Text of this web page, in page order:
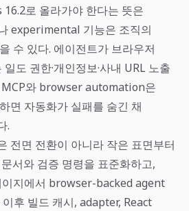
로 올라가야 한다는 뜻은
experimental 기능은 조직의
수 있다. 에이전트가 브라우저
도 권한·개인정보·사내 URL 노출
MCP와 browser automation은
면 자동화가 실패를 숨긴 채
.
전면 전환이 아니라 작은 표면부터
서와 검증 명령을 표준화하고,
이지에서 browser-backed agent
후 빌드 캐시, adapter, React